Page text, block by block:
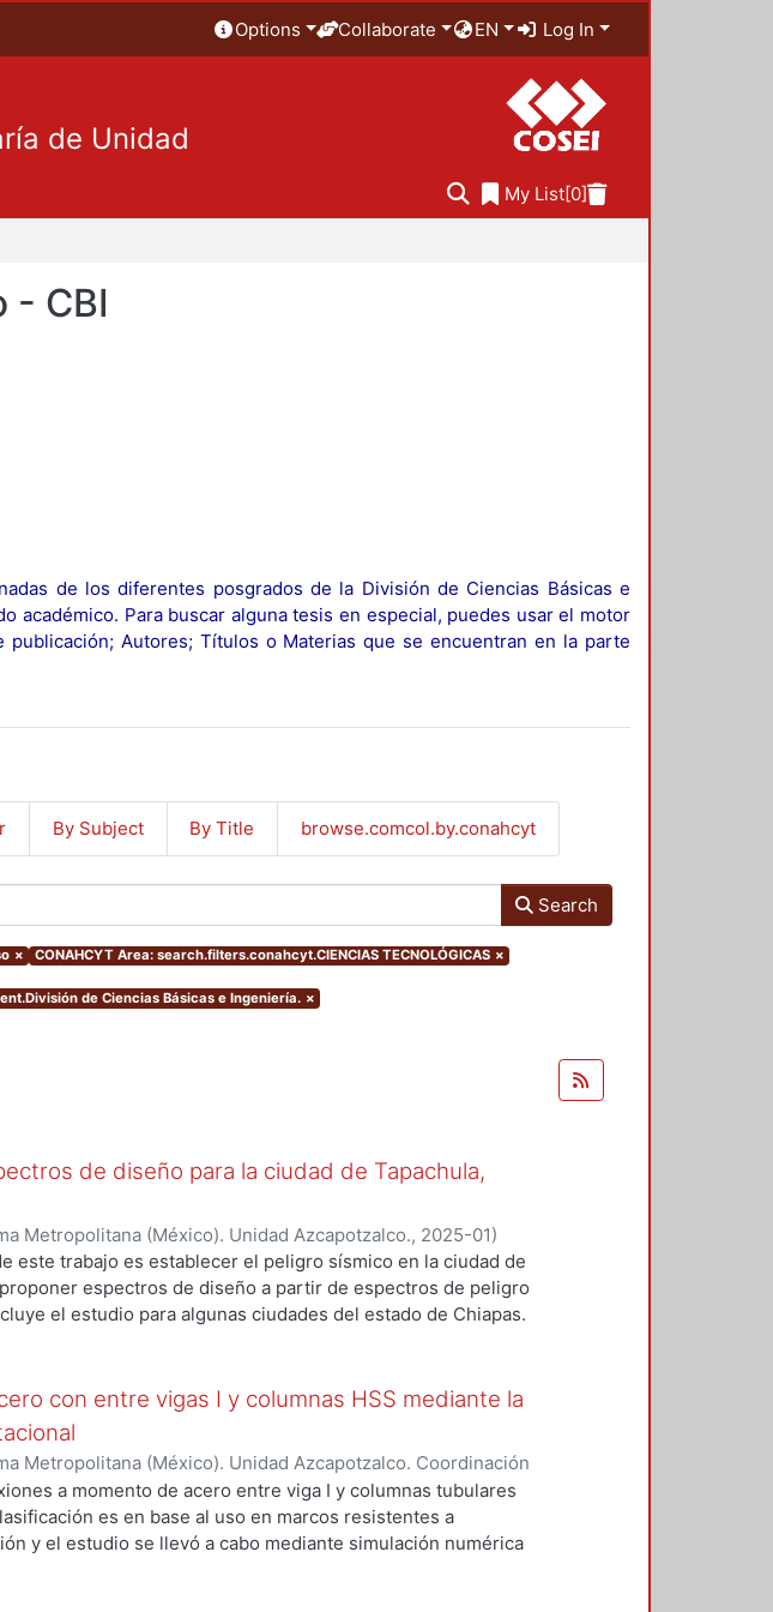
Options Collaborate EN Log In
de Unidad
My List[0]
- CBI
de los diferentes posgrados de la División de Ciencias Básicas e
académico. Para buscar alguna tesis en especial, puedes usar el motor
Autores; Títulos o Materias que se encuentran en la parte
By Subject By Title browse.comcol.by.conahcyt
Search
× CONAHCYT Area: search.filters.conahcyt.CIENCIAS TECNOLÓGICAS ×
de Ciencias Básicas e Ingeniería. ×
de diseño para la ciudad de Tapachula,
Metropolitana (México). Unidad Azcapotzalco., 2025-01)
este trabajo es establecer el peligro sísmico en la ciudad de
espectros de diseño a partir de espectros de peligro
el estudio para algunas ciudades del estado de Chiapas.
de referencia en el que las incertidumbres pueden ser
y combinadas. Se emplea el programa Ez-frisk asociado
obteniendo las curvas de peligro sísmico y espectros
3 diferentes distancias de influencia (500, 300 y
de conocer la variabilidad de los resultados sísmicos al
o pequeñas. Al emplear distancias diferentes, los valores
diferencia notable una con respecto a otra. Usando este
se calcularon para los diferentes municipios
475, 975 y 2,475 años, obteniendo EPU para diferentes
con entre vigas I y columnas HSS mediante la
Metropolitana (México). Unidad Azcapotzalco. Coordinación
, 2020-11)Tenorio Peralta, José Israel
a momento de acero entre viga I y columnas tubulares
es en base al uso en marcos resistentes a
y el estudio se llevó a cabo mediante simulación numérica
dos pruebas experimentales de las cuales se